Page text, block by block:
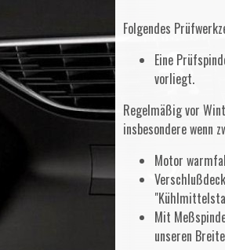
Folgendes
Eine
vorliegt.
Regelmäßig vor
insbesondere wenn
Motor
Mit
unseren